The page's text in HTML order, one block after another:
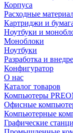
Корпуса
Расходные
Картриджи и
Ноутбуки и
Моноблоки
Ноутбуки
Разработка и
Конфигуратор
О нас
Каталог товаров
Компьютеры
Офисные
Компьютерные
Графические